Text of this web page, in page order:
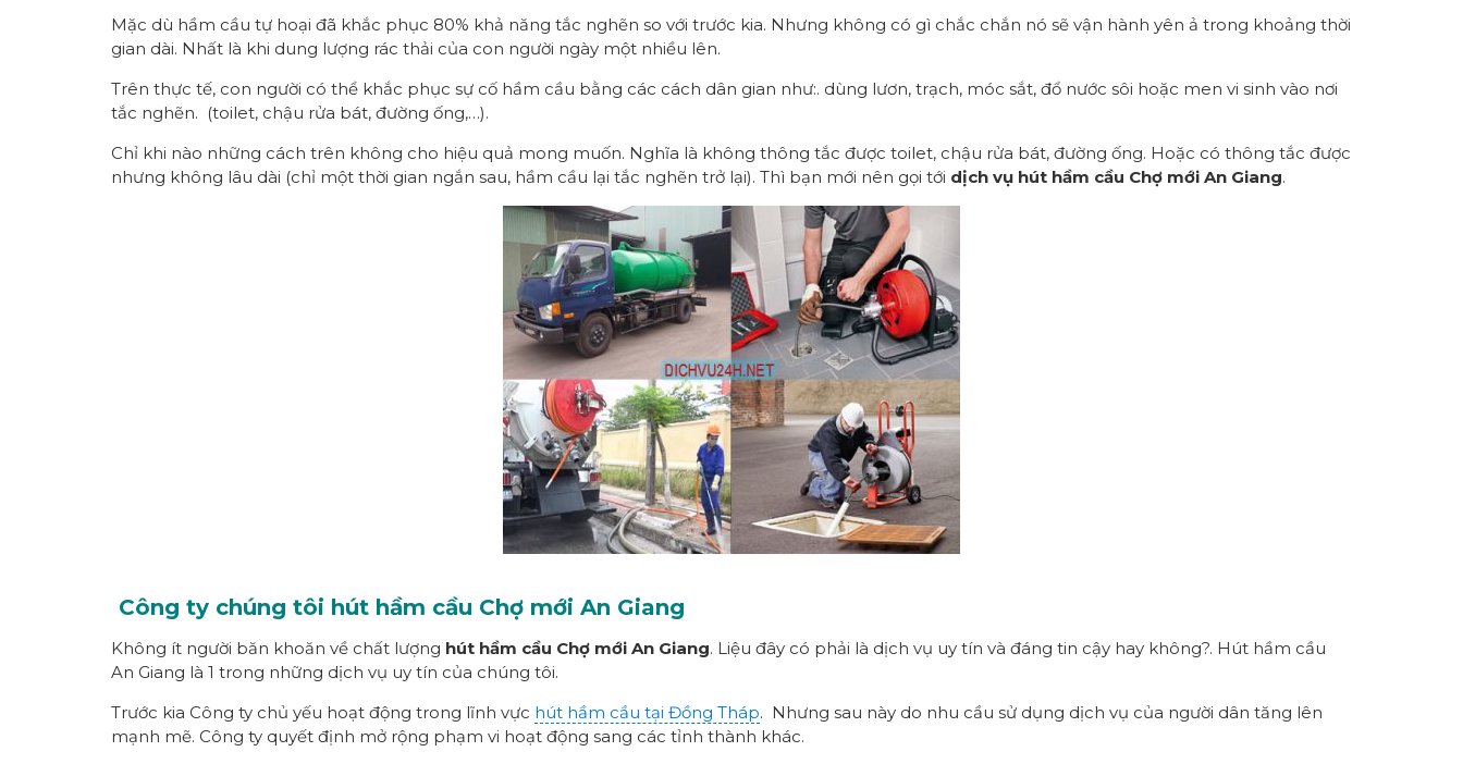
Mặc dù hầm cầu tự hoại đã khắc phục 80% khả năng tắc nghẽn so với trước kia. Nhưng không có gì chắc chắn nó sẽ vận hành yên ả trong khoảng thời
gian dài. Nhất là khi dung lượng rác thải của con người ngày một nhiều lên.
Trên thực tế, con người có thể khắc phục sự cố hầm cầu bằng các cách dân gian như:. dùng lươn, trạch, móc sắt, đổ nước sôi hoặc men vi sinh vào nơi
tắc nghẽn. (toilet, chậu rửa bát, đường ống,…).
Chỉ khi nào những cách trên không cho hiệu quả mong muốn. Nghĩa là không thông tắc được toilet, chậu rửa bát, đường ống. Hoặc có thông tắc được
nhưng không lâu dài (chỉ một thời gian ngắn sau, hầm cầu lại tắc nghẽn trở lại). Thì bạn mới nên gọi tới dịch vụ hút hầm cầu Chợ mới An Giang.
Công ty chúng tôi hút hầm cầu Chợ mới An Giang
Không ít người băn khoăn về chất lượng hút hầm cầu Chợ mới An Giang. Liệu đây có phải là dịch vụ uy tín và đáng tin cậy hay không?. Hút hầm cầu
An Giang là 1 trong những dịch vụ uy tín của chúng tôi.
Trước kia Công ty chủ yếu hoạt động trong lĩnh vực hút hầm cầu tại Đồng Tháp. Nhưng sau này do nhu cầu sử dụng dịch vụ của người dân tăng lên
mạnh mẽ. Công ty quyết định mở rộng phạm vi hoạt động sang các tỉnh thành khác.